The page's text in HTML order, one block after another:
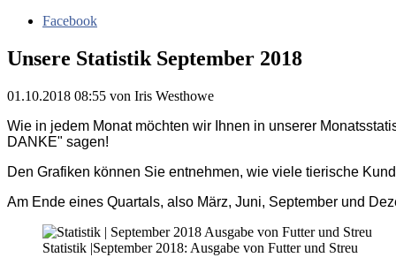
Facebook
Unsere Statistik September 2018
01.10.2018 08:55 von Iris Westhowe
Wie in jedem Monat möchten wir Ihnen in unserer
DANKE" sagen!
Den Grafiken können Sie entnehmen, wie viele tierische
Am Ende eines Quartals, also März, Juni, September und
Statistik |September 2018: Ausgabe von Futter und Streu